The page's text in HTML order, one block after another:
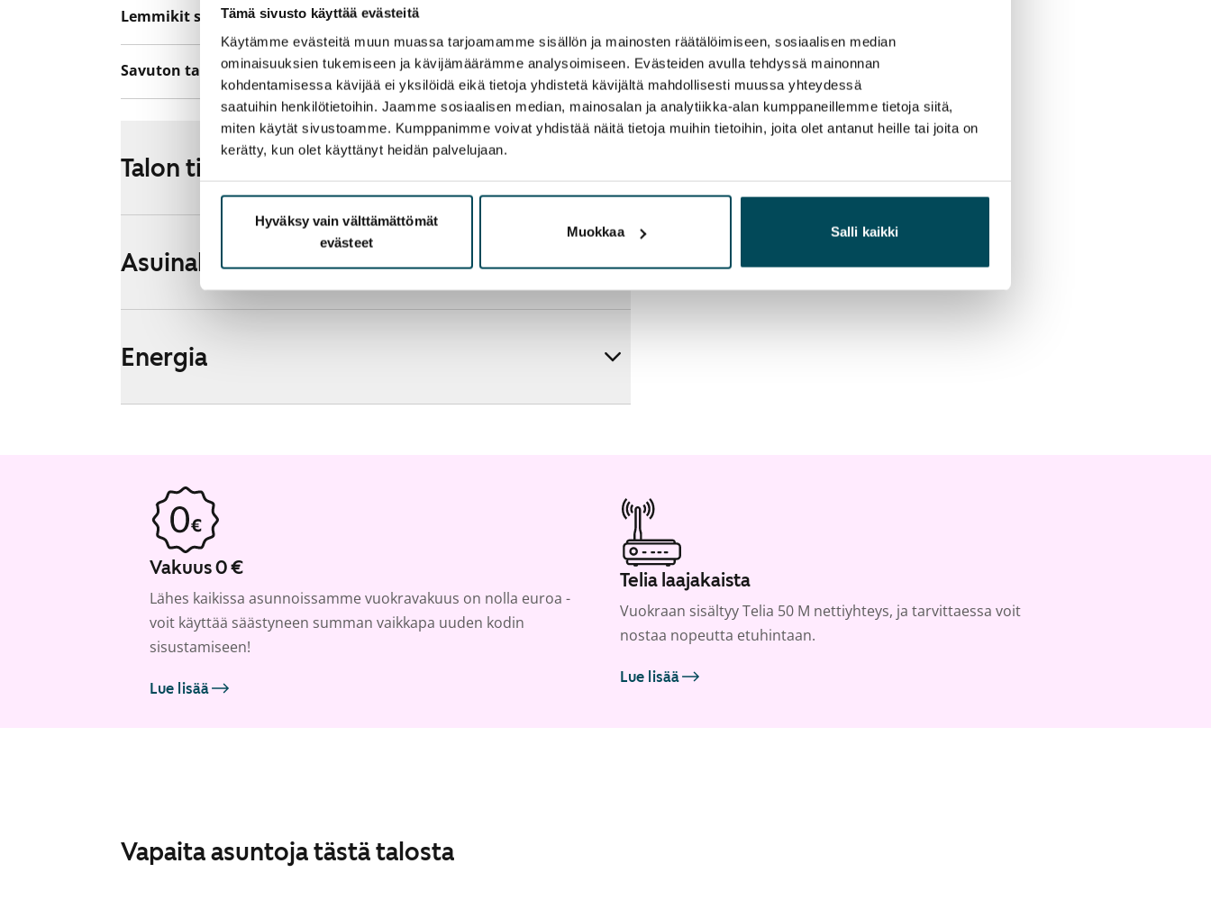
Tämä sivusto käyttää evästeitä
Käytämme evästeitä muun muassa tarjoamamme sisällön ja mainosten räätälöimiseen, sosiaalisen median
ominaisuuksien tukemiseen ja kävijämäärämme analysoimiseen. Evästeiden avulla tehdyssä mainonnan
kohdentamisessa kävijää ei yksilöidä eikä tietoja yhdistetä kävijältä mahdollisesti muussa yhteydessä
saatuihin henkilötietoihin. Jaamme sosiaalisen median, mainosalan ja analytiikka-alan kumppaneillemme tietoja siitä,
miten käytät sivustoamme. Kumppanimme voivat yhdistää näitä tietoja muihin tietoihin, joita olet antanut heille tai joita on
kerätty, kun olet käyttänyt heidän palvelujaan.
Hyväksy vain välttämättömät
evästeet
Muokkaa Salli kaikki
Lemmikit sallittu Ei
Savuton talo Ei
Talon tiedot
Asuinalueen esittely ja kartta
Energia
Vakuus 0 €
Lähes kaikissa asunnoissamme vuokravakuus on nolla euroa -
voit käyttää säästyneen summan vaikkapa uuden kodin
sisustamiseen!
Lue lisää
Telia laajakaista
Vuokraan sisältyy Telia 50 M nettiyhteys, ja tarvittaessa voit
nostaa nopeutta etuhintaan.
Lue lisää
Vapaita asuntoja tästä talosta